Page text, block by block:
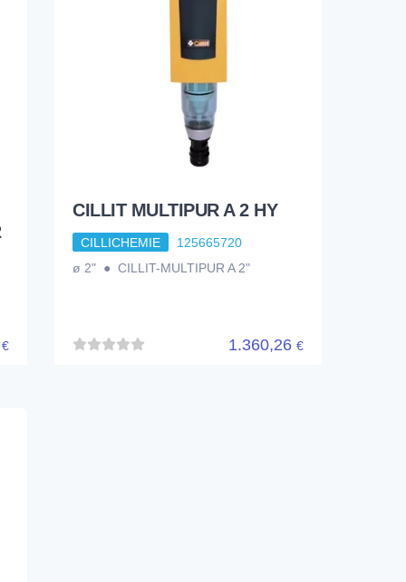
€
CILLIT MULTIPUR A 2 HY
CILLICHEMIE
125665720
ø 2" ● CILLIT-MULTIPUR A 2"
1.360,26 €